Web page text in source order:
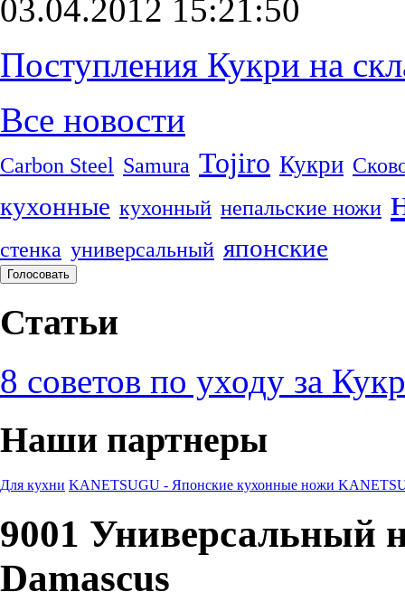
03.04.2012 15:21:50
Поступления Кукри на
Все новости
Carbon Steel Samura Tojiro Кукри
кухонные кухонный непальские ножи
стенка универсальный японские
Статьи
8 советов по уходу за
Наши партнеры
Для кухни KANETSUGU - Японские кухонные ножи
9001 Универсальный
Damascus